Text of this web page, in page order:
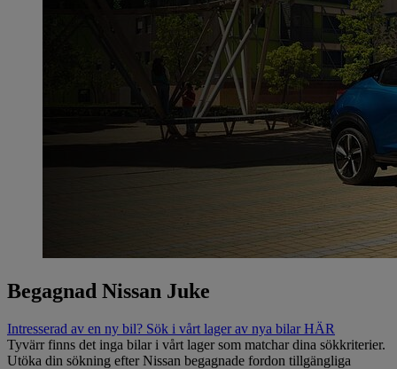
Begagnad Nissan Juke
Intresserad av en ny bil? Sök i vårt lager av nya bilar HÄR
Tyvärr finns det inga bilar i vårt lager som matchar dina sökkriterier.
Utöka din sökning efter Nissan begagnade fordon tillgängliga